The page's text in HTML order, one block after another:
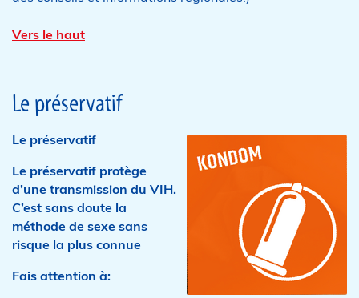
Vers le haut
Le préservatif
Le préservatif
Le préservatif protège
d’une transmission du VIH.
C’est sans doute la
méthode de sexe sans
risque la plus connue
Fais attention à: